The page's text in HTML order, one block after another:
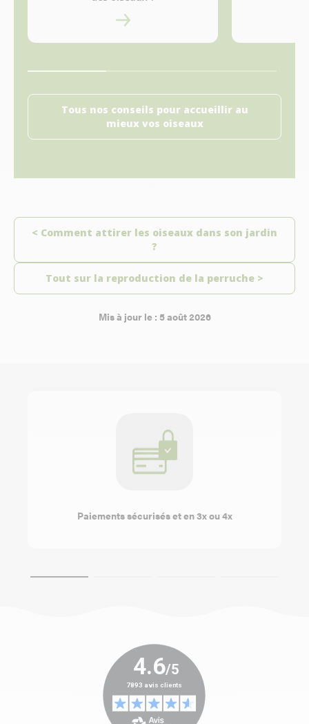
Tous nos conseils pour accueillir au
mieux vos oiseaux
< Comment attirer les oiseaux dans son jardin
?
Tout sur la reproduction de la perruche >
Mis à jour le : 5 août 2026
Paiements sécurisés et en 3x ou 4x